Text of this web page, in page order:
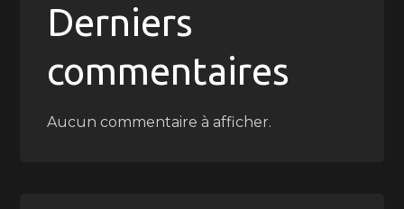
Derniers
commentaires
Aucun commentaire à afficher.